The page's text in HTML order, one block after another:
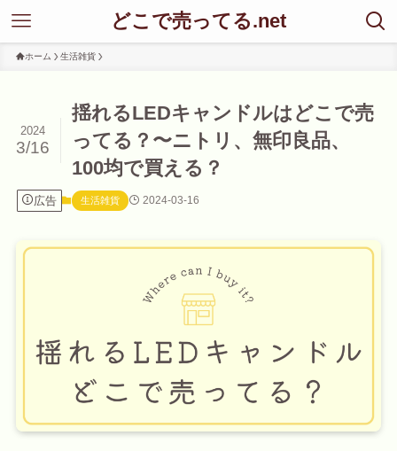
どこで売ってる.net
ホーム 生活雑貨
揺れるLEDキャンドルはどこで売
ってる？〜ニトリ、無印良品、
100均で買える？
2024
3/16
広告 生活雑貨 2024-03-16